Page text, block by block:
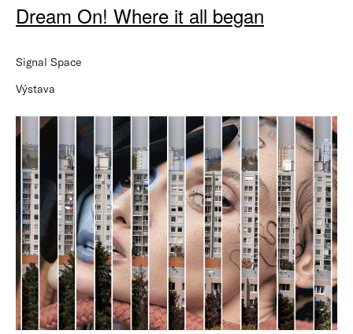
Dream On! Where it all began
Signal Space
Výstava